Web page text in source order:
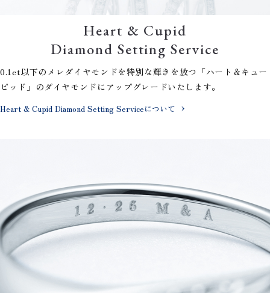
Heart & Cupid
Diamond Setting Service
0.1ct以下のメレダイヤモンドを特別な輝きを放つ「ハート＆キュー
ピッド」のダイヤモンドにアップグレードいたします。
Heart & Cupid Diamond Setting Serviceについて